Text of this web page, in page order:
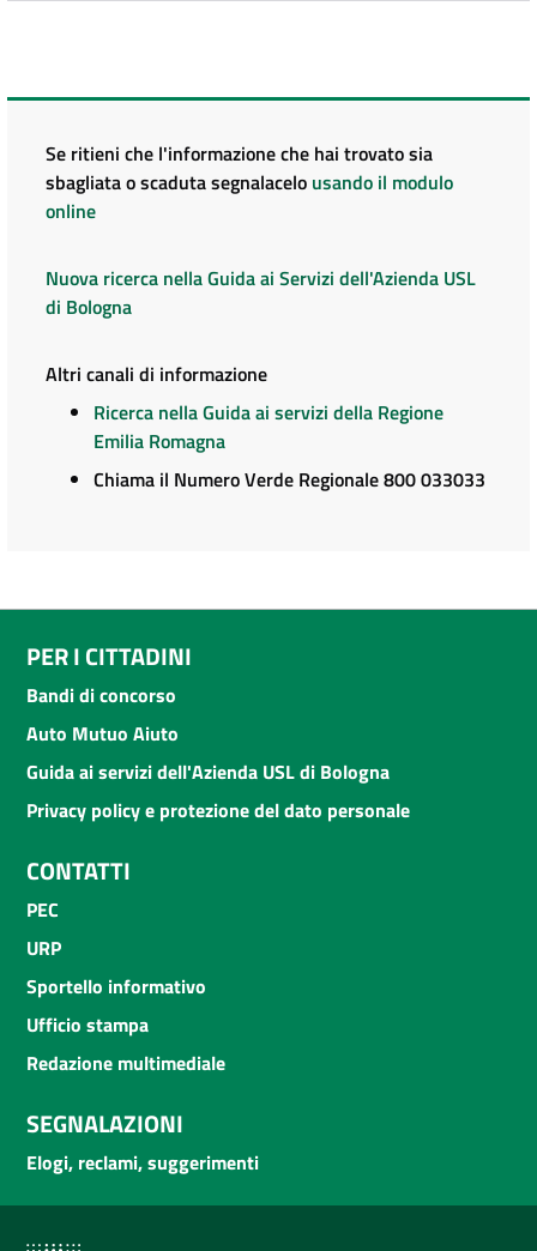
Se ritieni che l'informazione che hai trovato sia
sbagliata o scaduta segnalacelo usando il modulo
online
Nuova ricerca nella Guida ai Servizi dell'Azienda USL
di Bologna
Altri canali di informazione
Ricerca nella Guida ai servizi della Regione
Emilia Romagna
Chiama il Numero Verde Regionale 800 033033
PER I CITTADINI
Bandi di concorso
Auto Mutuo Aiuto
Guida ai servizi dell'Azienda USL di Bologna
Privacy policy e protezione del dato personale
CONTATTI
PEC
URP
Sportello informativo
Ufficio stampa
Redazione multimediale
SEGNALAZIONI
Elogi, reclami, suggerimenti